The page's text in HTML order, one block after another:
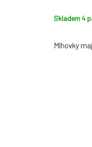
Skladem 4
Mlhovky